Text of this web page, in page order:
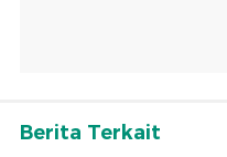
Berita Terkait